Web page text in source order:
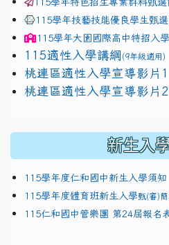
115學年特色招生專業群科甄選
115學年技藝技能優良學生甄
115學年大園國際高中特招入
115適性入學講綱 (9年級適用)
link to https://
桃連區適性入學宣導影片1
link to https://
桃連區適性入學宣導影片2
新生入
115學年度仁和國中新生入學須知
115學年度體育班新生入學甄(審)
115仁和國中管樂團 第24屆報名